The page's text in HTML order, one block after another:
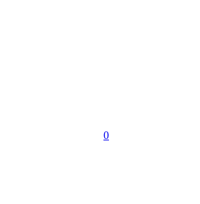
0